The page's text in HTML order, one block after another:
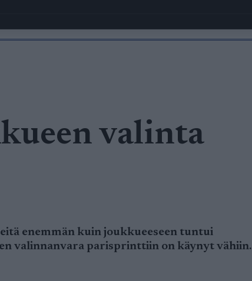
valinta
enemmän kuin joukkueeseen tuntui
valinnanvara parisprinttiin on käynyt vähiin.